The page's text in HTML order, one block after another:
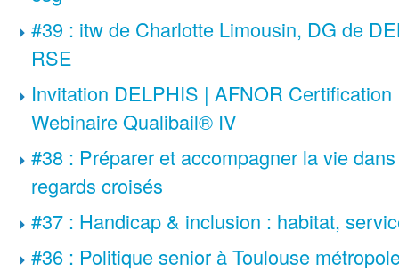
#39 : itw de Charlotte Limousin, DG de
RSE
Invitation DELPHIS | AFNOR
Webinaire Qualibail® IV
#38 : Préparer et accompagner la vie
regards croisés
#37 : Handicap & inclusion : habitat,
#36 : Politique senior à Toulouse